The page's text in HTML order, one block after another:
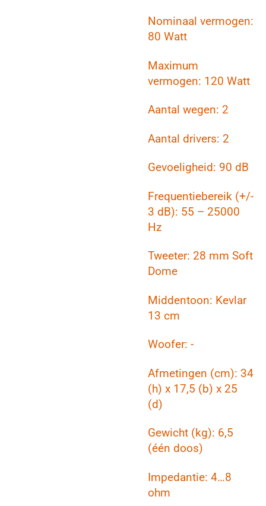
Nominaal vermogen:
80 Watt
Maximum
vermogen: 120 Watt
Aantal wegen: 2
Aantal drivers: 2
Gevoeligheid: 90 dB
Frequentiebereik (+/-
3 dB): 55 – 25000
Hz
Tweeter: 28 mm Soft
Dome
Middentoon: Kevlar
13 cm
Woofer: -
Afmetingen (cm): 34
(h) x 17,5 (b) x 25
(d)
Gewicht (kg): 6,5
(één doos)
Impedantie: 4…8
ohm